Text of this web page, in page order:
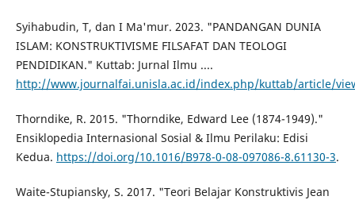
Syihabudin, T, dan I Ma'mur. 2023. "PANDANGAN DUNIA
ISLAM: KONSTRUKTIVISME FILSAFAT DAN TEOLOGI
PENDIDIKAN." Kuttab: Jurnal Ilmu ....
http://www.journalfai.unisla.ac.id/index.php/kuttab/article/
Thorndike, R. 2015. "Thorndike, Edward Lee (1874-1949)."
Ensiklopedia Internasional Sosial & Ilmu Perilaku: Edisi
Kedua. https://doi.org/10.1016/B978-0-08-097086-8.61130-3.
Waite-Stupiansky, S. 2017. "Teori Belajar Konstruktivis Jean